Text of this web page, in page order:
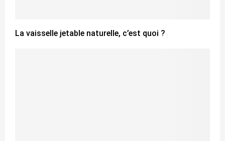
La vaisselle jetable naturelle, c’est quoi ?